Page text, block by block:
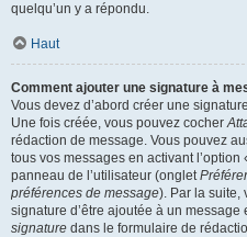
quelqu’un y a répondu.
Haut
Comment ajouter une signature à
Vous devez d’abord créer une
Une fois créée, vous pouvez cocher
rédaction de message. Vous pouvez
tous vos messages en activant
panneau de l’utilisateur (onglet
préférences de message). Par la suite,
signature d’être ajoutée à un
signature dans le formulaire de